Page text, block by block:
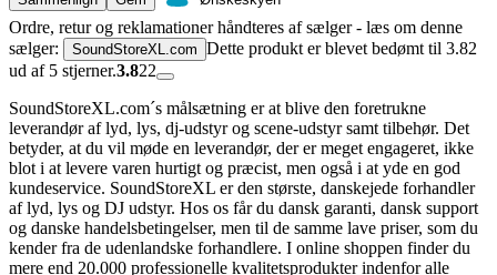
Ordre, retur og reklamationer håndteres af sælger - læs om denne
sælger:
SoundStoreXL.com Dette produkt er blevet bedømt til 3.82
ud af 5 stjerner.3.822
SoundStoreXL.com´s målsætning er at blive den foretrukne
leverandør af lyd, lys, dj-udstyr og scene-udstyr samt tilbehør. Det
betyder, at du vil møde en leverandør, der er meget engageret, ikke
blot i at levere varen hurtigt og præcist, men også i at yde en god
kundeservice. SoundStoreXL er den største, danskejede forhandler
af lyd, lys og DJ udstyr. Hos os får du dansk garanti, dansk support
og danske handelsbetingelser, men til de samme lave priser, som du
kender fra de udenlandske forhandlere. I online shoppen finder du
mere end 20.000 professionelle kvalitetsprodukter indenfor alle